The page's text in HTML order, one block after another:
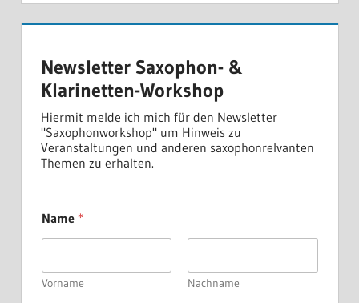
Newsletter Saxophon- &
Klarinetten-Workshop
Hiermit melde ich mich für den Newsletter
"Saxophonworkshop" um Hinweis zu
Veranstaltungen und anderen saxophonrelvanten
Themen zu erhalten.
Name *
Vorname Nachname